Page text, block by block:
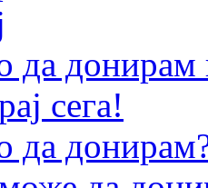
да
сега!
да